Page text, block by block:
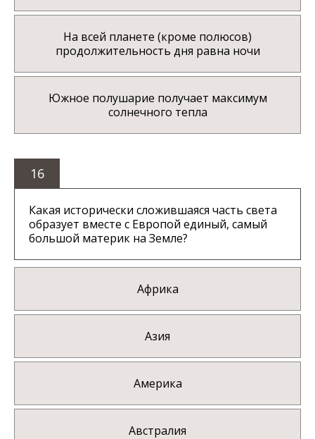
На всей планете (кроме полюсов)
продолжительность дня равна ночи
Южное полушарие получает максимум
солнечного тепла
16
Какая исторически сложившаяся часть света
образует вместе с Европой единый, самый
большой материк на Земле?
Африка
Азия
Америка
Австралия